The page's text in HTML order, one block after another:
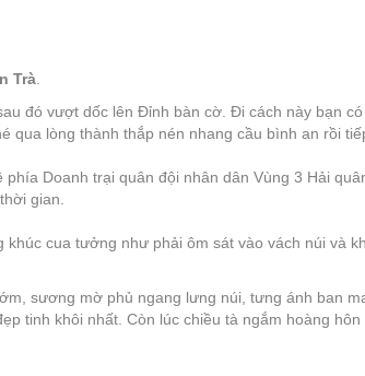
Trà.
đó vượt dốc lên Đỉnh bàn cờ. Đi cách này bạn có
qua lòng thành thắp nén nhang cầu bình an rồi
Doanh trại quân đội nhân dân Vùng 3 Hải
gian.
khúc cua tưởng như phải ôm sát vào vách núi và
sương mờ phủ ngang lưng núi, tưng ánh ban
tinh khôi nhất. Còn lúc chiều tà ngắm hoàng